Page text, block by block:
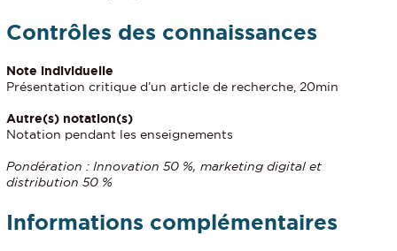
Contrôles des connaissances
Note individuelle
Présentation critique d’un article de recherche, 20min
Autre(s) notation(s)
Notation pendant les enseignements
Pondération : Innovation 50 %, marketing digital et
distribution 50 %
Informations complémentaires